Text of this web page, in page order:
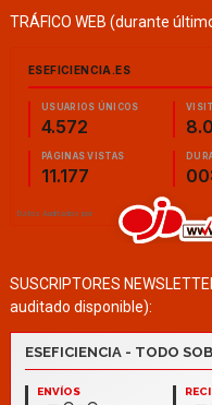
TRÁFICO WEB (durante
SUSCRIPTORES
auditado disponible):